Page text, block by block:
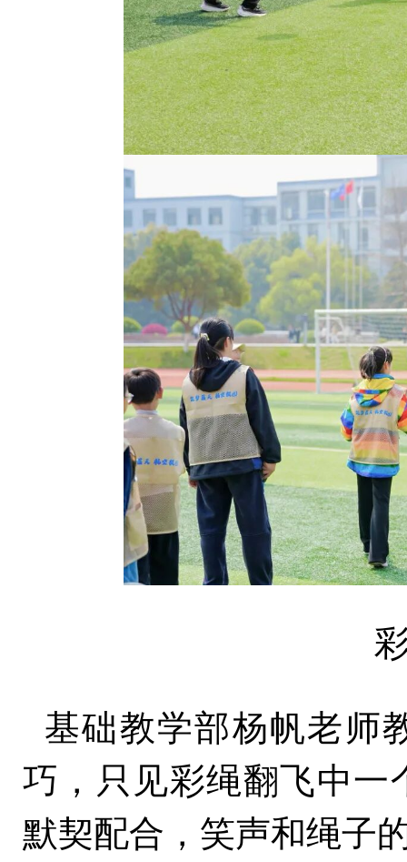
基础教学部杨帆老师
巧，只见彩绳翻飞中一
默契配合，笑声和绳子